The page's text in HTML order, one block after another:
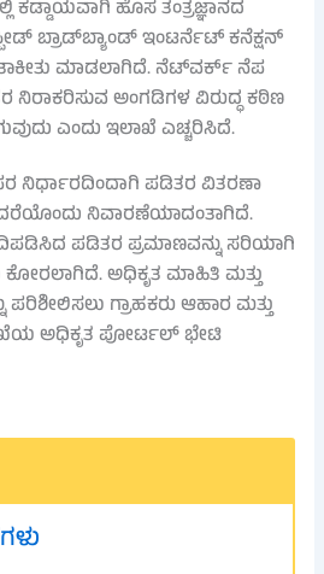
ಕಡ್ಡಾಯವಾಗಿ ಹೊಸ ತಂತ್ರಜ್ಞಾನದ
ಬ್ರಾಡ್‌ಬ್ಯಾಂಡ್ ಇಂಟರ್ನೆಟ್ ಕನೆಕ್ಷನ್
ತಾಕೀತು ಮಾಡಲಾಗಿದೆ. ನೆಟ್‌ವರ್ಕ್ ನೆಪ
ನಿರಾಕರಿಸುವ ಅಂಗಡಿಗಳ ವಿರುದ್ಧ ಕಠಿಣ
ಎಂದು ಇಲಾಖೆ ಎಚ್ಚರಿಸಿದೆ.
ನಿರ್ಧಾರದಿಂದಾಗಿ ಪಡಿತರ ವಿತರಣಾ
ನಿವಾರಣೆಯಾದಂತಾಗಿದೆ.
ಪಡಿತರ ಪ್ರಮಾಣವನ್ನು ಸರಿಯಾಗಿ
ಅಧಿಕೃತ ಮಾಹಿತಿ ಮತ್ತು
ಗ್ರಾಹಕರು ಆಹಾರ ಮತ್ತು
ಅಧಿಕೃತ ಪೋರ್ಟಲ್ ಭೇಟಿ